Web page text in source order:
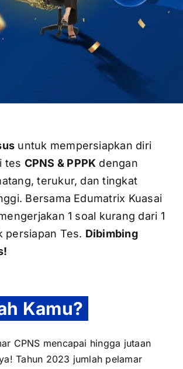
OUR PROGRAM
CONTACT US
untuk mempersiapkan diri
tes CPNS & PPPK dengan
terukur, dan tingkat
Bersama Edumatrix Kuasai
1 soal kurang dari 1
persiapan Tes. Dibimbing
Kamu?
CPNS mencapai hingga jutaan
Tahun 2023 jumlah pelamar